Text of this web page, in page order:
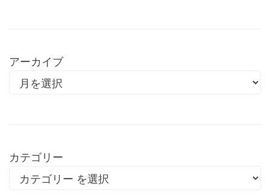
アーカイブ
カテゴリー